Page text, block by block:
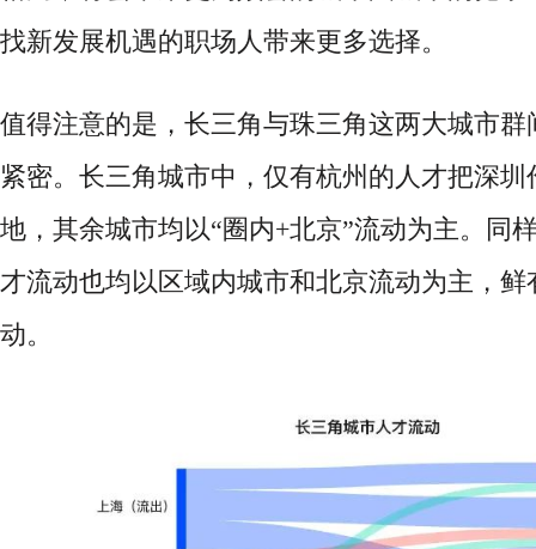
找新发展机遇的职场人带来更多选择。
值得注意的是，长三角与珠三角这两大城市群
紧密。长三角城市中，仅有杭州的人才把深圳
地，其余城市均以“圈内+北京”流动为主。同
才流动也均以区域内城市和北京流动为主，鲜
动。